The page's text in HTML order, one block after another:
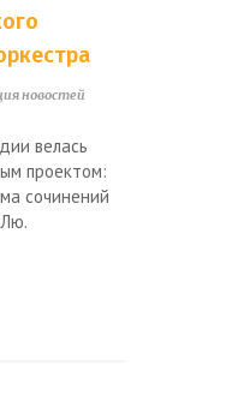
новостей
велась
проектом:
сочинений